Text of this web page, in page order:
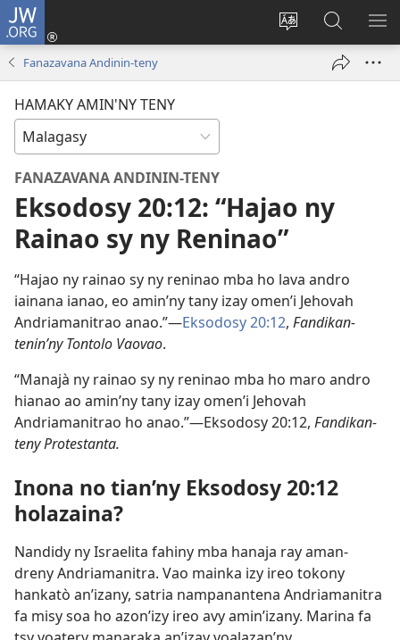
JW.ORG
Hiova
Hiditra
(manokatra
ato
Amin’ny
Fanazavana Andinin-teny
HAMAKY AMIN'NY TENY
FANAZAVANA ANDININ-TENY
Eksodosy 20:12: “Hajao ny
Rainao sy ny Reninao”
“Hajao ny rainao sy ny reninao mba ho lava andro
iainana ianao, eo amin’ny tany izay omen’i Jehovah
Andriamanitrao anao.”—Eksodosy 20:12, Fandikan-
tenin’ny Tontolo Vaovao.
“Manajà ny rainao sy ny reninao mba ho maro andro
hianao ao amin’ny tany izay omen’i Jehovah
Andriamanitrao ho anao.”—Eksodosy 20:12, Fandikan-
teny Protestanta.
Inona no tian’ny Eksodosy 20:12
holazaina?
Nandidy ny Israelita fahiny mba hanaja ray aman-
dreny Andriamanitra. Vao mainka izy ireo tokony
hankatò an’izany, satria nampanantena Andriamanitra
fa misy soa ho azon’izy ireo avy amin’izany. Marina fa